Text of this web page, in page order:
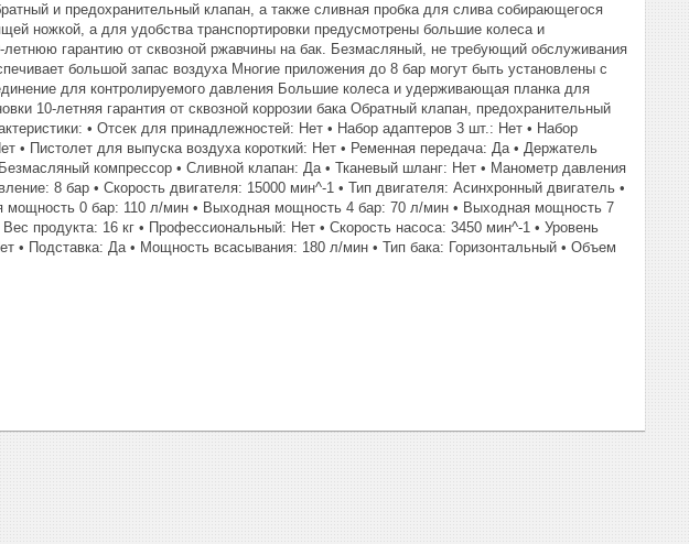
и предохранительный клапан, а также сливная пробка для слива собирающегося
ножкой, а для удобства транспортировки предусмотрены большие колеса и
гарантию от сквозной ржавчины на бак. Безмасляный, не требующий обслуживания
большой запас воздуха Многие приложения до 8 бар могут быть установлены с
для контролируемого давления Большие колеса и удерживающая планка для
10-летняя гарантия от сквозной коррозии бака Обратный клапан, предохранительный
• Отсек для принадлежностей: Нет • Набор адаптеров 3 шт.: Нет • Набор
• Пистолет для выпуска воздуха короткий: Нет • Ременная передача: Да • Держатель
компрессор • Сливной клапан: Да • Тканевый шланг: Нет • Манометр давления
8 бар • Скорость двигателя: 15000 мин^-1 • Тип двигателя: Асинхронный двигатель •
мощность 0 бар: 110 л/мин • Выходная мощность 4 бар: 70 л/мин • Выходная мощность 7
продукта: 16 кг • Профессиональный: Нет • Скорость насоса: 3450 мин^-1 • Уровень
• Подставка: Да • Мощность всасывания: 180 л/мин • Тип бака: Горизонтальный • Объем